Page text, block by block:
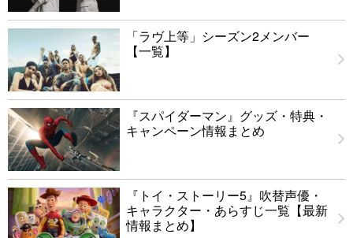
「ラヴ上等」シーズン2メンバー
【一覧】
『スパイダーマン』グッズ・特典・
キャンペーン情報まとめ
『トイ・ストーリー5』吹替声優・
キャラクター・あらすじ一覧【最新
情報まとめ】